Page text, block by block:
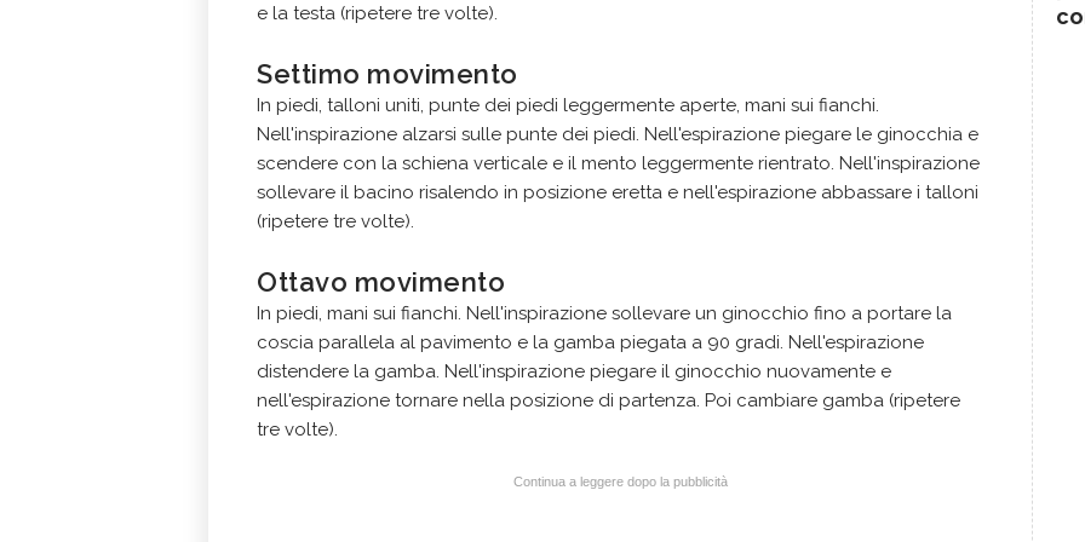
e la testa (ripetere tre volte).
Settimo movimento
In piedi, talloni uniti, punte dei piedi leggermente aperte, mani sui fianchi.
Nell'inspirazione alzarsi sulle punte dei piedi. Nell'espirazione piegare le ginocchia e
scendere con la schiena verticale e il mento leggermente rientrato. Nell'inspirazione
sollevare il bacino risalendo in posizione eretta e nell'espirazione abbassare i talloni
(ripetere tre volte).
Ottavo movimento
In piedi, mani sui fianchi. Nell'inspirazione sollevare un ginocchio fino a portare la
coscia parallela al pavimento e la gamba piegata a 90 gradi. Nell'espirazione
distendere la gamba. Nell'inspirazione piegare il ginocchio nuovamente e
nell'espirazione tornare nella posizione di partenza. Poi cambiare gamba (ripetere
tre volte).
Continua a leggere dopo la pubblicità